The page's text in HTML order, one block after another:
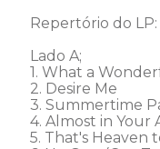
Repertório do LP:
Lado A;
1. What a
2. Desire Me
3. Summertime
4. Almost in Your
5. That's Heaven